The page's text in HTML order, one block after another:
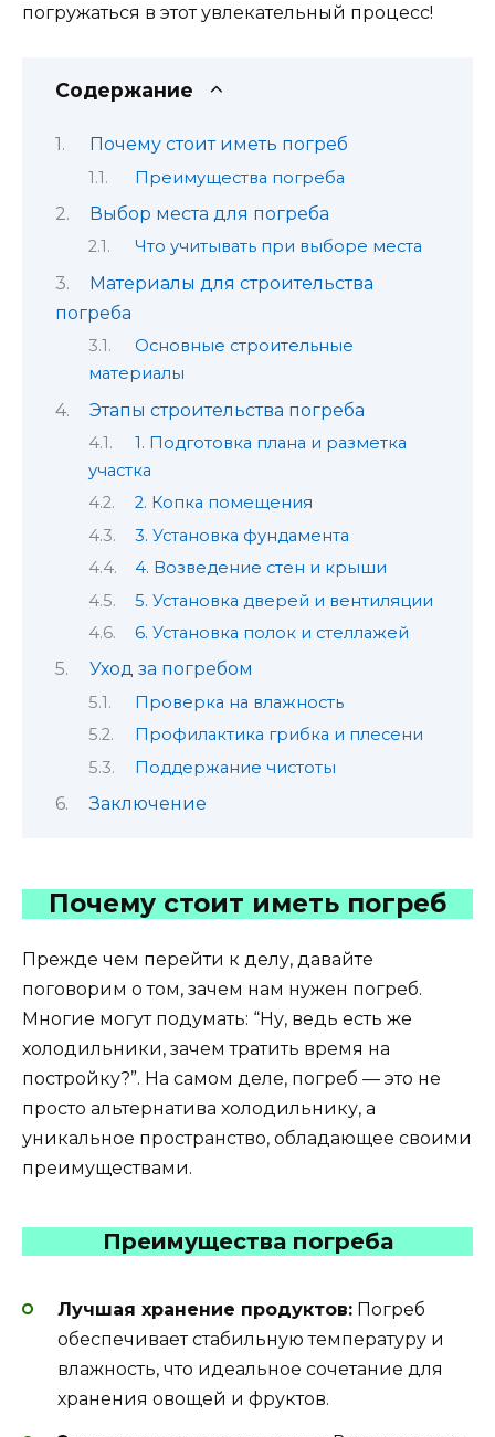
погружаться в этот увлекательный процесс!
Содержание
Почему стоит иметь погреб
Преимущества погреба
Выбор места для погреба
Что учитывать при выборе места
Материалы для строительства
погреба
Основные строительные
материалы
Этапы строительства погреба
1. Подготовка плана и разметка
участка
2. Копка помещения
3. Установка фундамента
4. Возведение стен и крыши
5. Установка дверей и вентиляции
6. Установка полок и стеллажей
Уход за погребом
Проверка на влажность
Профилактика грибка и плесени
Поддержание чистоты
Заключение
Почему стоит иметь погреб
Прежде чем перейти к делу, давайте
поговорим о том, зачем нам нужен погреб.
Многие могут подумать: “Ну, ведь есть же
холодильники, зачем тратить время на
постройку?”. На самом деле, погреб — это не
просто альтернатива холодильнику, а
уникальное пространство, обладающее своими
преимуществами.
Преимущества погреба
Лучшая хранение продуктов: Погреб
обеспечивает стабильную температуру и
влажность, что идеальное сочетание для
хранения овощей и фруктов.